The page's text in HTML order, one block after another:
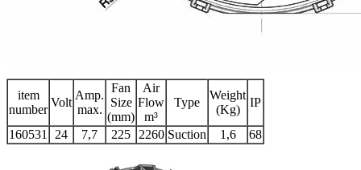
item
number
Volt
Amp.
max.
Fan
Size
(mm)
Air
Flow
m³
Type
Weight
(Kg)
IP
160531 24 7,7 225 2260 Suction 1,6 68